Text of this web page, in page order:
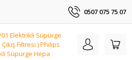
0507 075 75 07